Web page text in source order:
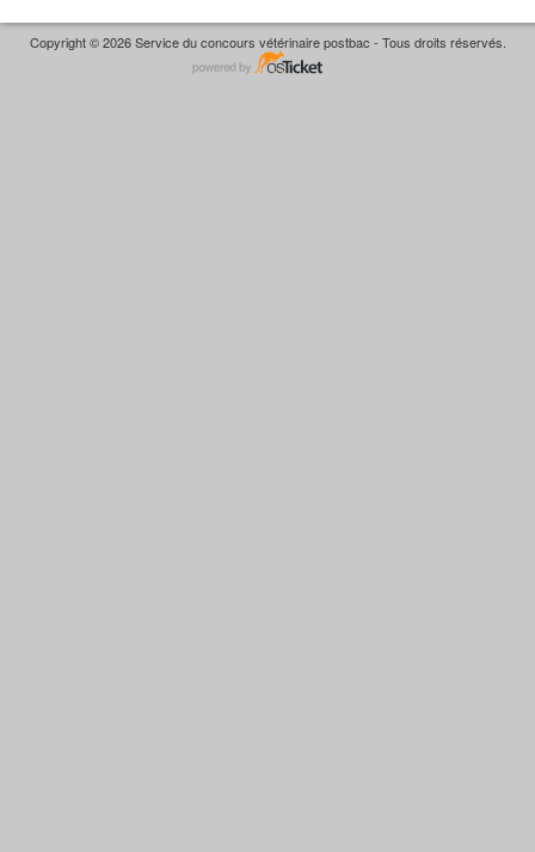
Copyright © 2026 Service du concours vétérinaire postbac - Tous droits réservés.